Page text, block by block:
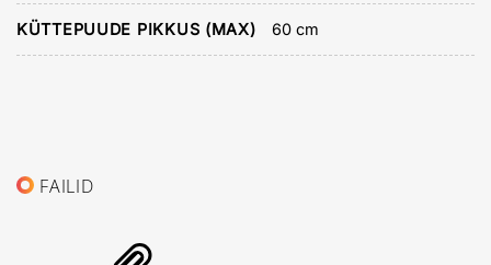
KÜTTEPUUDE PIKKUS (MAX) 60 cm
FAILID